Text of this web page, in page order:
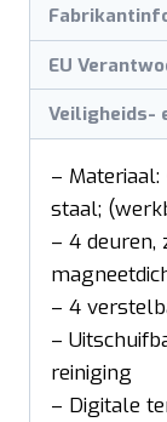
EU
Veiligheids-
–
staal;
– 4 deuren,
– 4
–
reiniging
– Digitale